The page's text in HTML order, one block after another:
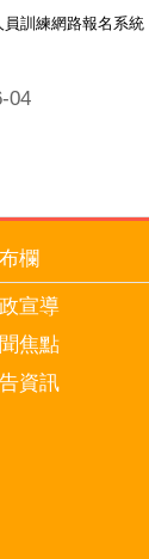
訓練網路報名系統
04
欄
宣導
焦點
資訊